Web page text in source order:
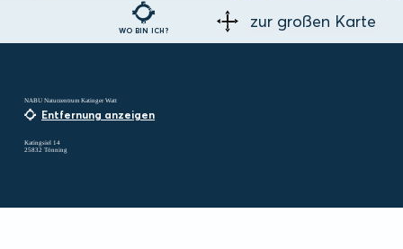
WO BIN ICH? zur großen Karte
NABU Naturzentrum Katinger Watt
Entfernung anzeigen
Katingsiel 14
25832 Tönning